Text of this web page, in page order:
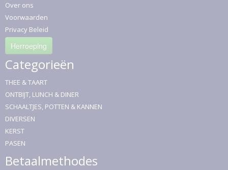
Over ons
Voorwaarden
Privacy Beleid
Herroeping
Categorieën
THEE & TAART
ONTBIJT, LUNCH & DINER
SCHAALTJES, POTTEN & KANNEN
DIVERSEN
KERST
PASEN
Betaalmethodes